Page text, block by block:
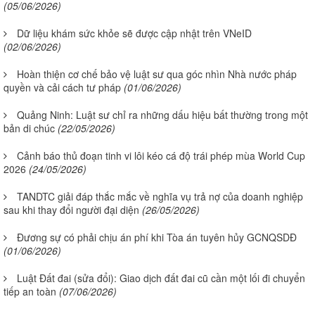
(05/06/2026)
Dữ liệu khám sức khỏe sẽ được cập nhật trên VNeID
(02/06/2026)
Hoàn thiện cơ chế bảo vệ luật sư qua góc nhìn Nhà nước pháp
quyền và cải cách tư pháp (01/06/2026)
Quảng Ninh: Luật sư chỉ ra những dấu hiệu bất thường trong một
bản di chúc (22/05/2026)
Cảnh báo thủ đoạn tinh vi lôi kéo cá độ trái phép mùa World Cup
2026 (24/05/2026)
TANDTC giải đáp thắc mắc về nghĩa vụ trả nợ của doanh nghiệp
sau khi thay đổi người đại diện (26/05/2026)
Đương sự có phải chịu án phí khi Tòa án tuyên hủy GCNQSDĐ
(01/06/2026)
Luật Đất đai (sửa đổi): Giao dịch đất đai cũ cần một lối đi chuyển
tiếp an toàn (07/06/2026)